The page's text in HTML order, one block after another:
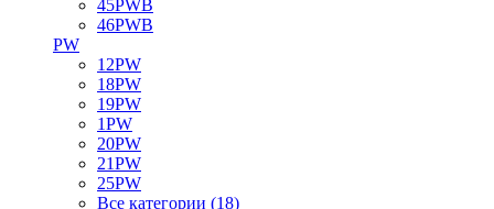
45PWB
46PWB
PW
12PW
18PW
19PW
1PW
20PW
21PW
25PW
Все категории (18)